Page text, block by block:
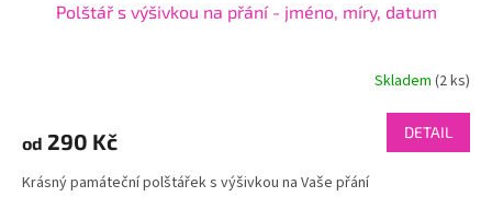
Polštář s výšivkou na přání - jméno, míry, datum
Skladem (2 ks)
od 290 Kč DETAIL
Krásný památeční polštářek s výšivkou na Vaše přání